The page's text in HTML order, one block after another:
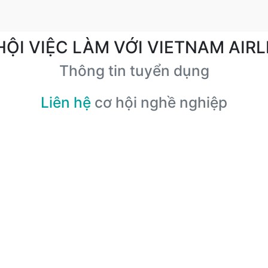
VIỆC LÀM VỚI VIETNAM
Thông tin tuyển dụng
Liên hệ cơ hội nghề nghiệp